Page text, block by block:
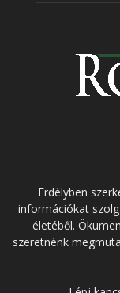
Erdélyben
információkat
életéből.
szeretnénk